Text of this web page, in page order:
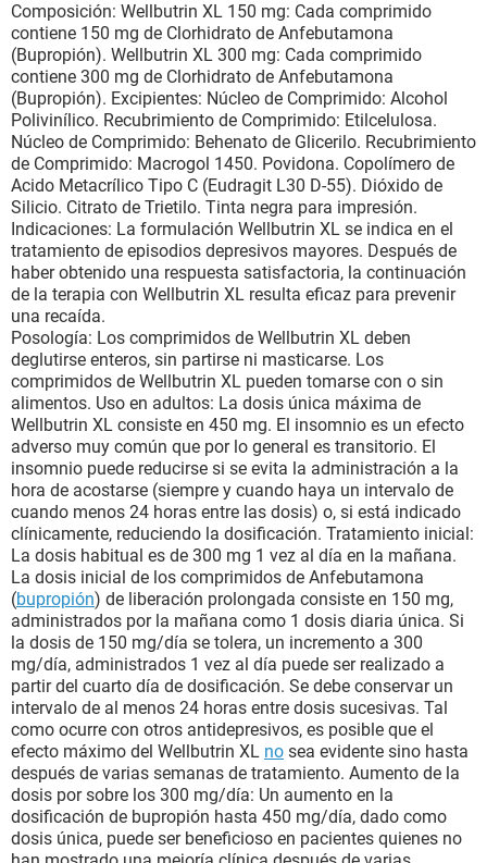
Composición: Wellbutrin XL 150 mg: Cada comprimido
contiene 150 mg de Clorhidrato de Anfebutamona
(Bupropión). Wellbutrin XL 300 mg: Cada comprimido
contiene 300 mg de Clorhidrato de Anfebutamona
(Bupropión). Excipientes: Núcleo de Comprimido: Alcohol
Polivinílico. Recubrimiento de Comprimido: Etilcelulosa.
Núcleo de Comprimido: Behenato de Glicerilo. Recubrimiento
de Comprimido: Macrogol 1450. Povidona. Copolímero de
Acido Metacrílico Tipo C (Eudragit L30 D-55). Dióxido de
Silicio. Citrato de Trietilo. Tinta negra para impresión.
Indicaciones: La formulación Wellbutrin XL se indica en el
tratamiento de episodios depresivos mayores. Después de
haber obtenido una respuesta satisfactoria, la continuación
de la terapia con Wellbutrin XL resulta eficaz para prevenir
una recaída.
Posología: Los comprimidos de Wellbutrin XL deben
deglutirse enteros, sin partirse ni masticarse. Los
comprimidos de Wellbutrin XL pueden tomarse con o sin
alimentos. Uso en adultos: La dosis única máxima de
Wellbutrin XL consiste en 450 mg. El insomnio es un efecto
adverso muy común que por lo general es transitorio. El
insomnio puede reducirse si se evita la administración a la
hora de acostarse (siempre y cuando haya un intervalo de
cuando menos 24 horas entre las dosis) o, si está indicado
clínicamente, reduciendo la dosificación. Tratamiento inicial:
La dosis habitual es de 300 mg 1 vez al día en la mañana.
La dosis inicial de los comprimidos de Anfebutamona
(bupropión) de liberación prolongada consiste en 150 mg,
administrados por la mañana como 1 dosis diaria única. Si
la dosis de 150 mg/día se tolera, un incremento a 300
mg/día, administrados 1 vez al día puede ser realizado a
partir del cuarto día de dosificación. Se debe conservar un
intervalo de al menos 24 horas entre dosis sucesivas. Tal
como ocurre con otros antidepresivos, es posible que el
efecto máximo del Wellbutrin XL no sea evidente sino hasta
después de varias semanas de tratamiento. Aumento de la
dosis por sobre los 300 mg/día: Un aumento en la
dosificación de bupropión hasta 450 mg/día, dado como
dosis única, puede ser beneficioso en pacientes quienes no